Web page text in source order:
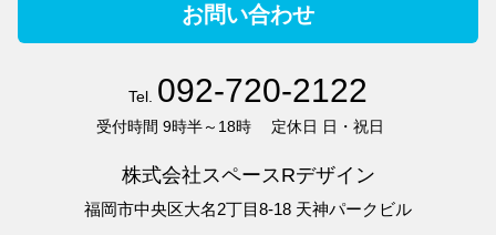
お問い合わせ
Tel. 092-720-2122
受付時間 9時半～18時 定休日 日・祝日
株式会社スペースRデザイン
福岡市中央区大名2丁目8-18 天神パークビル